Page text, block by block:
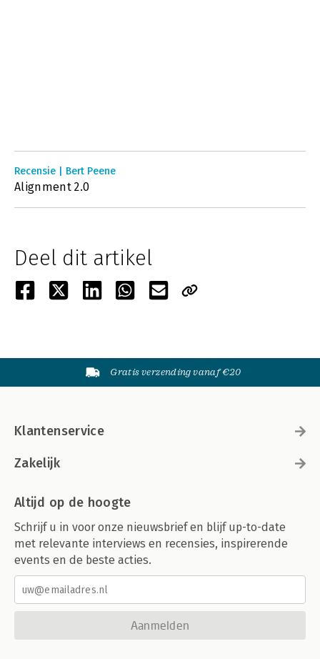
Recensie | Bert Peene
Alignment 2.0
Deel dit artikel
Gratis verzending vanaf €20
Klantenservice
Zakelijk
Altijd op de hoogte
Schrijf u in voor onze nieuwsbrief en blijf up-to-date
met relevante interviews en recensies, inspirerende
events en de beste acties.
Aanmelden